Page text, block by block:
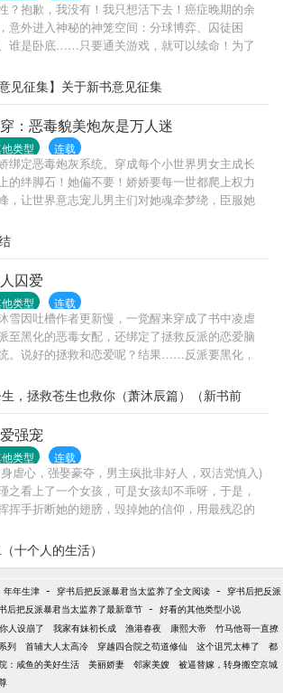
？抱歉，我没有！我只想活下去！癌症晚期的余
意外进入神秘的神笼空间：分球博弈、囚徒困
谁是卧底……只要通关游戏，就可以续命！为了
底是为了活下去，还是单纯的为了刺激……
见征集】关于新书意见征集
：恶毒貌美炮灰是万人迷
类型 连载
绑定恶毒炮灰系统。穿成每个小世界男女主成长
的绊脚石！她偏不要！娇娇要每一世都爬上权力
，让世界意志宠儿男主们对她魂牵梦绕，臣服她
村花，为得到荣华富贵和高贵身份，她抢夺女主
子男主的救命之恩，冒领女主的身世，村花摇身
成将门嫡女。直到被拆穿真相，云娇本该被人抛
却被所有人宠爱地无法无天，变本加厉。世界
网恋网骗男人们钱的小坏蛋：1.无cp(如果写出高
男主，番外可转正。)2.女主恶毒娇气笨蛋美人！
却实在美丽)3.女主颜值天花板，看过她脸的人都
上她！4.无脑爽文
囚爱
类型 连载
雪因吐槽作者更新慢，一觉醒来穿成了书中凌虐
至黑化的恶毒女配，还绑定了拯救反派的恋爱脑
。说好的拯救和恋爱呢？结果……反派要黑化，
萧沐雪递刀。反派要自杀，萧沐雪……长得这么
看，死了可惜了，不如给我做成鲛人蛹，挂在房间
饰品吧！……他乃鲛族皇子，生来便有神灵根，
会成为下一任海神，然而却一朝修为被废，神灵
夺，父母被杀，沦为人族妖宠。他心灰意冷，发
屠尽三界。直到遇见她……人人都劝他要宽恕众
她却说：“善解人意是什么东西？委屈你自己，让
开心吗？”她说：“既往不咎太虚伪，我喜欢风水轮
”于是他在她的偏爱下，尽情发疯。众人都道她助
掠。她却说：“我就是这么护短，不分青红皂白，
关系好坏！”
，拯救苍生也救你（萧沐辰篇）（新书前
强宠
类型 连载
虐心，强娶豪夺，男主疯批非好人，双洁党慎入)
之看上了一个女孩，可是女孩却不乖呀，于是，
挥手折断她的翅膀，毁掉她的信仰，用最残忍的
她耳边，温柔细语道她死都得刻上他的名字。
十个人的生活）
年年生津 - 穿书后把反派暴君当太监养了全文阅读 -
穿书后把反派
后把反派暴君当太监养了最新章节 - 好看的其他类型小说
人设崩了 我家有妹初长成 渔港春夜 康熙大帝
竹马他哥一直撩
列 首辅大人太高冷 穿越四合院之苟道修仙 这个诅咒太棒了
都
：咸鱼的美好生活 美丽娇妻 邻家美嫂
被逼替嫁，转身搬空京城